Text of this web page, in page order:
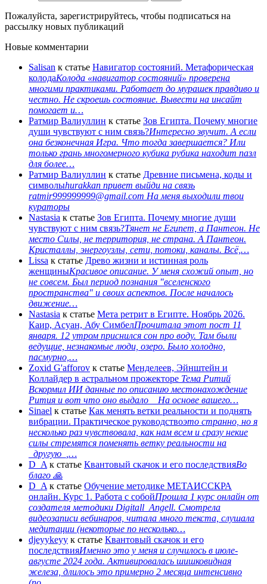
Пожалуйста, зарегистрируйтесь, чтобы подписаться на
рассылку новых публикаций
Новые комментарии
Salisan к статье Навигатор состояний. Метафорическая
колодаКолода «навигатор состояний» проверена
многими практиками. Работает до мурашек правдиво и
честно. Не скроешь состояние. Вывести на инсайт
помогает и…
Ратмир Валиуллин к статье Зов Египта. Почему многие
души чувствуют с ним связь?Интересно звучит. А если
она безконечная Игра. Что тогда завершается? Или
только грань многомерного кубика рубика находит пазл
для более…
Ратмир Валиуллин к статье Древние письмена, коды и
символыhurakkan привет выйди на связь
ratmir999999999@gmail.com На меня выходили твои
кураторы
Nastasia к статье Зов Египта. Почему многие души
чувствуют с ним связь?Тянет не Египет, а Пантеон. Не
место Силы, не территория, не страна. А Пантеон.
Кристаллы, энергоузлы, сети, потоки, каналы. Всё,…
Lissa к статье Древо жизни и истинная роль
женщиныКрасивое описание. У меня схожий опыт, но
не совсем. Был период познания "вселенского
пространства" и своих аспектов. После началось
движение…
Nastasia к статье Мета ретрит в Египте. Ноябрь 2026.
Каир, Асуан, Абу СимбелПрочитала этот пост 11
января. 12 утром приснился сон про воду. Там были
ведущие, незнакомые люди, озеро. Было холодно,
пасмурно,…
Zoxid G'afforov к статье Менделеев, Эйнштейн и
Коллайдер в астральном прожекторе Тема Ритий
Вскормил ИИ данные по описанию местонахождение
Рития и вот что оно выдало На основе вашего…
Sinael к статье Как менять ветки реальности и поднять
вибрации. Практическое руководствоэто странно, но я
несколько раз чувствовала, как нам всем и сразу некие
силы стремятся поменять ветку реальности на
_другую_,…
D_A к статье Квантовый скачок и его последствияВо
благо 🙏
D_A к статье Обучение методике МЕТАИССКРА
онлайн. Курс 1. Работа с собойПрошла 1 курс онлайн от
создателя методики Digitall_Angell. Смотрела
видеозаписи вебинаров, читала много текста, слушала
медитации (некоторые по несколько…
djeyykeyy к статье Квантовый скачок и его
последствияИменно это у меня и случилось в июле-
августе 2024 года. Активировалась шишковидная
железа, длилось это примерно 2 месяца интенсивно